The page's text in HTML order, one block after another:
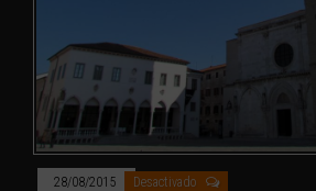
28/08/2015 Desactivado